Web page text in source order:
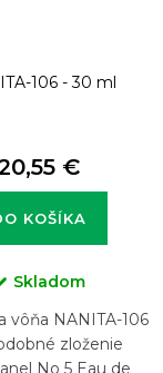
106 - 30 ml
€
KOŠÍKA
Skladom
vôňa NANITA-106
zloženie
No 5 Eau de